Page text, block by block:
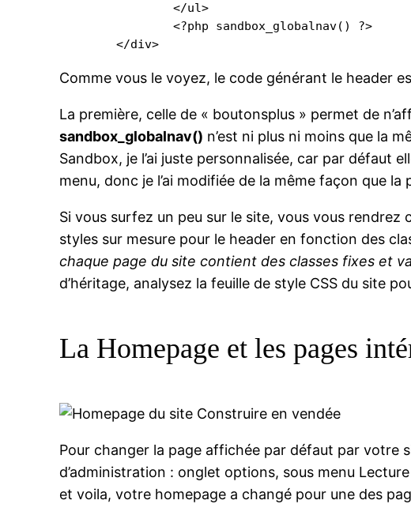
		</ul>
		<?php sandbox_globalnav() ?>
	</div>
Comme vous le voyez, le code générant le header
La première, celle de « boutonsplus » permet de
sandbox_globalnav() n’est ni plus ni moins que la
Sandbox, je l’ai juste personnalisée, car par défaut
menu, donc je l’ai modifiée de la même façon que
Si vous surfez un peu sur le site, vous vous rendrez
styles sur mesure pour le header en fonction des
chaque page du site contient des classes fixes et
d’héritage, analysez la feuille de style CSS du site
La Homepage et les pages
Pour changer la page affichée par défaut par votre
d’administration : onglet options, sous menu
et voila, votre homepage a changé pour une des